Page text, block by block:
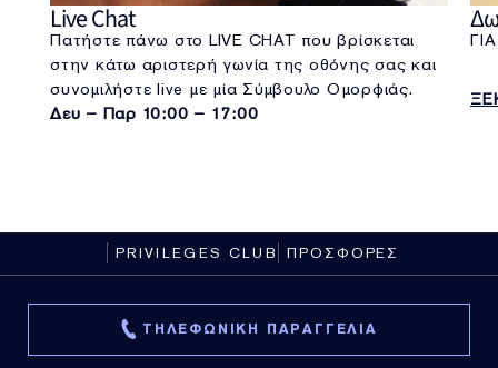
Live Chat
Πατήστε πάνω στο LIVE CHAT που βρίσκεται
στην κάτω αριστερή γωνία της οθόνης σας και
συνομιλήστε live με μία Σύμβουλο Ομορφιάς.
Δευ – Παρ 10:00 – 17:00
PRIVILEGES CLUB ΠΡΟΣΦΟΡΕΣ
ΤΗΛΕΦΩΝΙΚΗ ΠΑΡΑΓΓΕΛΙΑ